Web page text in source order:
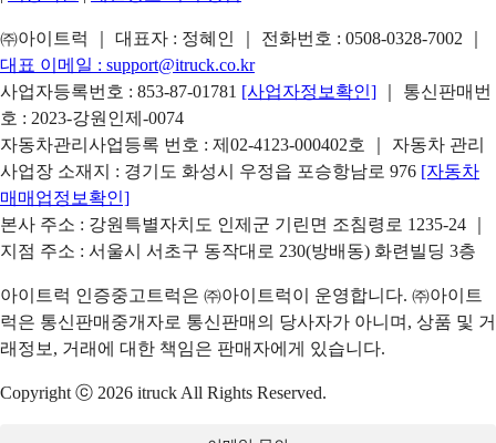
㈜아이트럭 ｜ 대표자 : 정혜인 ｜ 전화번호 : 0508-0328-7002
대표 이메일 : support@itruck.co.kr
사업자등록번호 : 853-87-01781 [사업자정보확인]
｜ 통신판매번
호 : 2023-강원인제-0074
자동차관리사업등록 번호 : 제02-4123-000402호 ｜ 자동차 관리
사업장 소재지 : 경기도 화성시 우정읍 포승항남로 976 [자동차
매매업정보확인]
본사 주소 : 강원특별자치도 인제군 기린면 조침령로 1235-24 ｜
지점 주소 : 서울시 서초구 동작대로 230(방배동) 화련빌딩 3층
아이트럭 인증중고트럭은 ㈜아이트럭이 운영합니다. ㈜아이트
럭은 통신판매중개자로 통신판매의 당사자가 아니며, 상품 및 거
래정보, 거래에 대한 책임은 판매자에게 있습니다.
Copyright ⓒ 2026 itruck All Rights Reserved.